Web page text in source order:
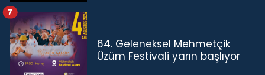
64. Geleneksel Mehmetçik
Üzüm Festivali yarın başlıyor
7